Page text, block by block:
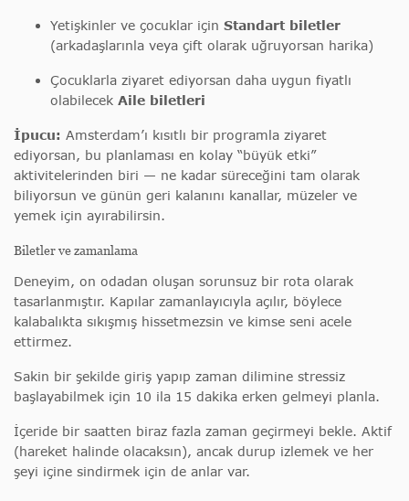
Yetişkinler ve çocuklar için Standart biletler
(arkadaşlarınla veya çift olarak uğruyorsan harika)
Çocuklarla ziyaret ediyorsan daha uygun fiyatlı
olabilecek Aile biletleri
İpucu: Amsterdam’ı kısıtlı bir programla ziyaret
ediyorsan, bu planlaması en kolay “büyük etki”
aktivitelerinden biri — ne kadar süreceğini tam olarak
biliyorsun ve günün geri kalanını kanallar, müzeler ve
yemek için ayırabilirsin.
Biletler ve zamanlama
Deneyim, on odadan oluşan sorunsuz bir rota olarak
tasarlanmıştır. Kapılar zamanlayıcıyla açılır, böylece
kalabalıkta sıkışmış hissetmezsin ve kimse seni acele
ettirmez.
Sakin bir şekilde giriş yapıp zaman dilimine stressiz
başlayabilmek için 10 ila 15 dakika erken gelmeyi planla.
İçeride bir saatten biraz fazla zaman geçirmeyi bekle. Aktif
(hareket halinde olacaksın), ancak durup izlemek ve her
şeyi içine sindirmek için de anlar var.